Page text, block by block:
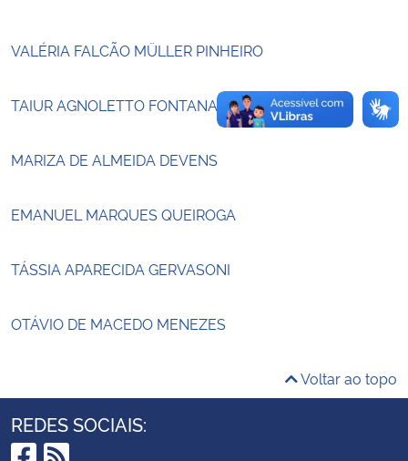
VALÉRIA FALCÃO MÜLLER PINHEIRO
TAIUR AGNOLETTO FONTANA
MARIZA DE ALMEIDA DEVENS
EMANUEL MARQUES QUEIROGA
TÁSSIA APARECIDA GERVASONI
OTÁVIO DE MACEDO MENEZES
Voltar ao topo
REDES SOCIAIS: